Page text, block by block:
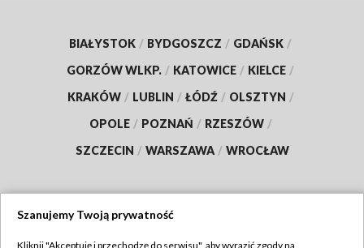
BIAŁYSTOK / BYDGOSZCZ / GDAŃSK /
GORZÓW WLKP. / KATOWICE / KIELCE /
KRAKÓW / LUBLIN / ŁÓDŹ / OLSZTYN /
OPOLE / POZNAŃ / RZESZÓW /
SZCZECIN / WARSZAWA / WROCŁAW
Szanujemy Twoją prywatność
Kliknij "Akceptuję i przechodzę do serwisu", aby wyrazić zgody na